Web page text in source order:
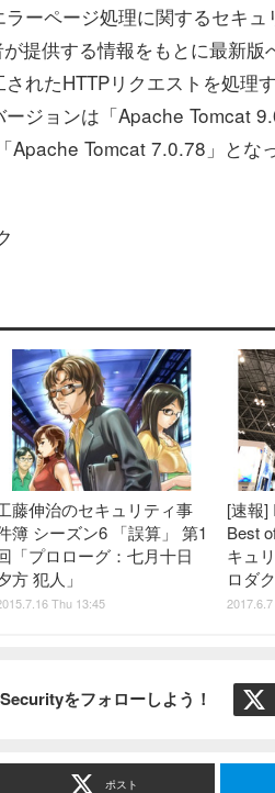
ーページ処理に関するセキ
提供する情報をもとに最新
れたHTTPリクエストを処理
ジョンは「Apache Tomcat
Apache Tomcat 7.0.78」とな
藤伸治のセキュリティ事
簿 シーズン6 「誤算」 第1
「プロローグ：七月十日
方 犯人」
Thu 13:45
[速報]
Best
キュ
ロダ
をフォローしよう！
ポスト